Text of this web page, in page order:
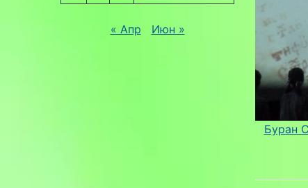
« Апр Июн »
Буран